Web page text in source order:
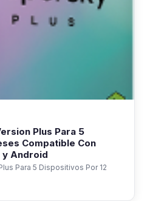
Plus Para 5
Compatible Con
y Android
Para 5 Dispositivos Por 12